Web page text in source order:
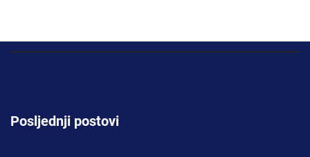
Posljednji postovi